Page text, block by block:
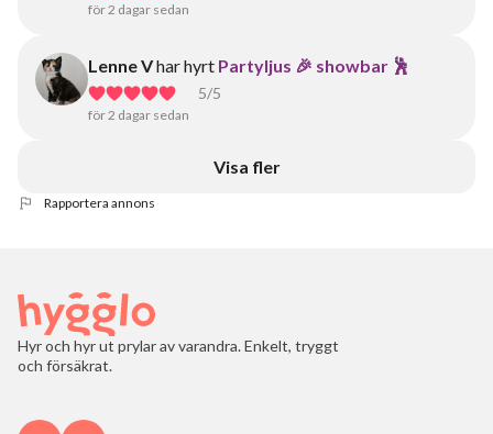
för 2 dagar sedan
Lenne Vhar hyrt Partyljus 🎉 showbar 🕺
5/5
för 2 dagar sedan
Visa fler
Rapportera annons
Hyr och hyr ut prylar av varandra. Enkelt, tryggt
och försäkrat.